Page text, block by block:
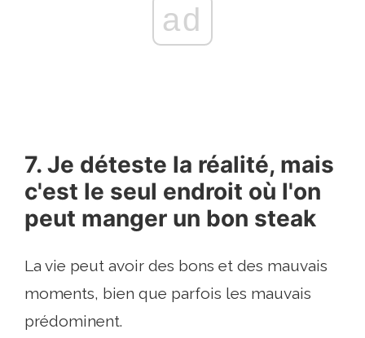
ad
7. Je déteste la réalité, mais
c'est le seul endroit où l'on
peut manger un bon steak
La vie peut avoir des bons et des mauvais
moments, bien que parfois les mauvais
prédominent.